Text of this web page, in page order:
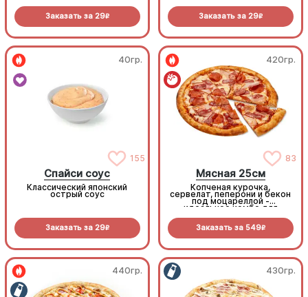
Заказать за 29R Заказать за 29R
40гр.
155
Спайси соус
Классический японский
острый соус
Заказать за 29R
420гр.
83
Мясная 25см
Копченая курочка,
сервелат, пеперони и бекон
под моцареллой -
идеальное комбо для
Заказать за 549R
440гр. 430гр.